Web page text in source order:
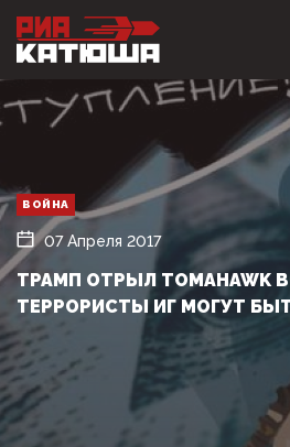
ВОЙНА
07 Апреля 2017
ТРАМП ОТРЫЛ TOMAHAWK
ТЕРРОРИСТЫ ИГ МОГУТ